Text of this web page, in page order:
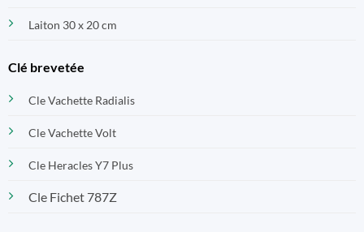
Laiton 30 x 20 cm
Clé brevetée
Cle Vachette Radialis
Cle Vachette Volt
Cle Heracles Y7 Plus
Cle Fichet 787Z